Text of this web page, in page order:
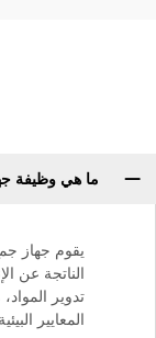
ما هي وظيفة جهاز جمع
يقوم جهاز جمع
الناتجة عن الإنتاج
تدوير المواد، مما
المعايير البيئية.